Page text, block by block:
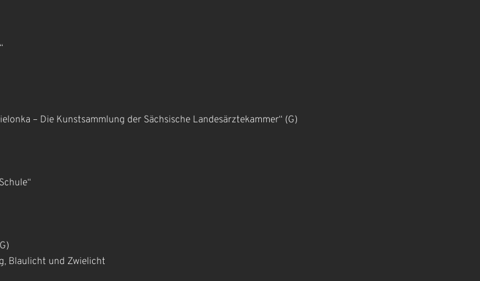
– Die Kunstsammlung der Sächsische Landesärztekammer“ (G)
Blaulicht und Zwielicht